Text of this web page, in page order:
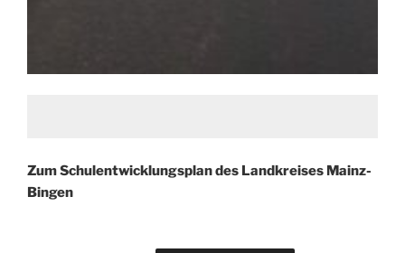
Zum Schulentwicklungsplan des Landkreises Mainz-
Bingen